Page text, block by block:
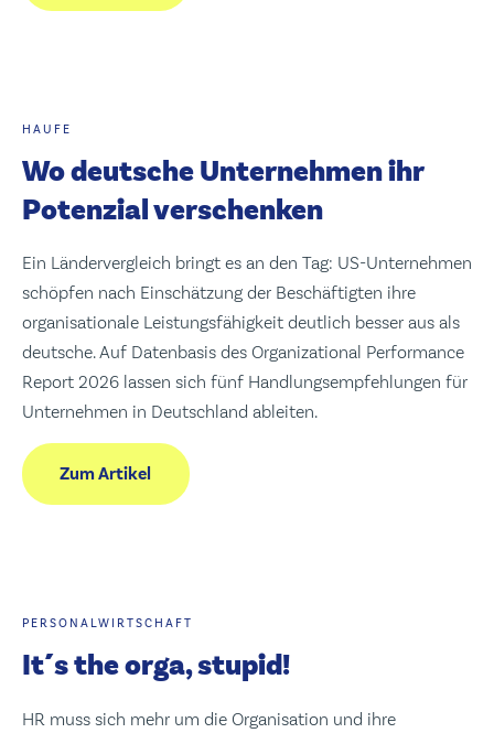
HAUFE
Wo deutsche Unternehmen ihr
Potenzial verschenken
Ein Ländervergleich bringt es an den Tag: US-Unternehmen
schöpfen nach Einschätzung der Beschäftigten ihre
organisationale Leistungsfähigkeit deutlich besser aus als
deutsche. Auf Datenbasis des Organizational Performance
Report 2026 lassen sich fünf Handlungsempfehlungen für
Unternehmen in Deutschland ableiten.
Zum Artikel
PERSONALWIRTSCHAFT
It´s the orga, stupid!
HR muss sich mehr um die Organisation und ihre